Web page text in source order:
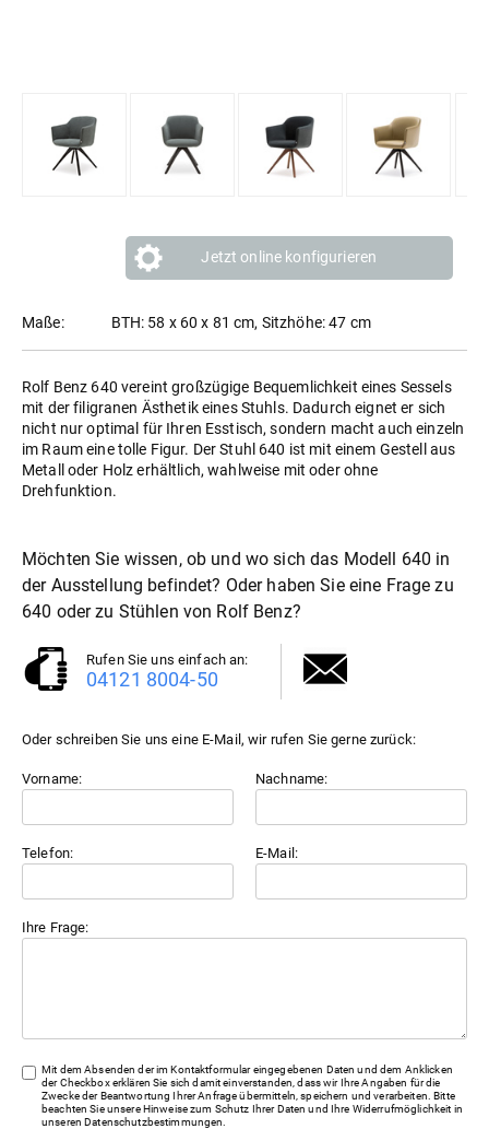
Jetzt online konfigurieren
Maße: BTH: 58 x 60 x 81 cm, Sitzhöhe: 47 cm
Rolf Benz 640 vereint großzügige Bequemlichkeit eines Sessels
mit der filigranen Ästhetik eines Stuhls. Dadurch eignet er sich
nicht nur optimal für Ihren Esstisch, sondern macht auch einzeln
im Raum eine tolle Figur. Der Stuhl 640 ist mit einem Gestell aus
Metall oder Holz erhältlich, wahlweise mit oder ohne
Drehfunktion.
Möchten Sie wissen, ob und wo sich das Modell 640 in
der Ausstellung befindet? Oder haben Sie eine Frage zu
640 oder zu Stühle von Rolf Benz?
Rufen Sie uns einfach an:
04121 8004-50
Oder schreiben Sie uns eine E-Mail, wir rufen Sie gerne zurück:
Vorname: Nachname:
Telefon: E-Mail:
Ihre Frage:
Mit dem Absenden der im Kontaktformular eingegebenen Daten und dem Anklicken
der Checkbox erklären Sie sich damit einverstanden, dass wir Ihre Angaben für die
Zwecke der Beantwortung Ihrer Anfrage übermitteln, speichern und verarbeiten. Bitte
beachten Sie unsere Hinweise zum Schutz Ihrer Daten und Ihre Widerrufmöglichkeit in
unserenDatenschutzbestimmungen